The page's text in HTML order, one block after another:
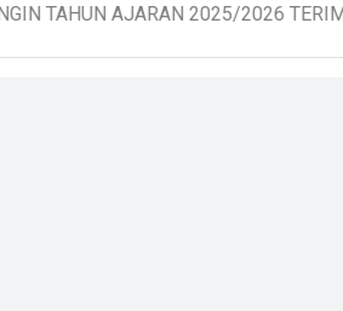
AJARAN 2025/2026 TERIMA